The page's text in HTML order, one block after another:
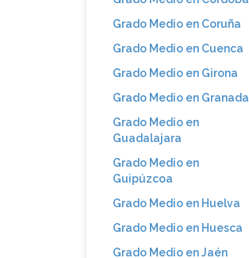
Grado Medio en Coruña
Grado Medio en Cuenca
Grado Medio en Girona
Grado Medio en Granada
Grado Medio en
Guadalajara
Grado Medio en
Guipúzcoa
Grado Medio en Huelva
Grado Medio en Huesca
Grado Medio en Jaén